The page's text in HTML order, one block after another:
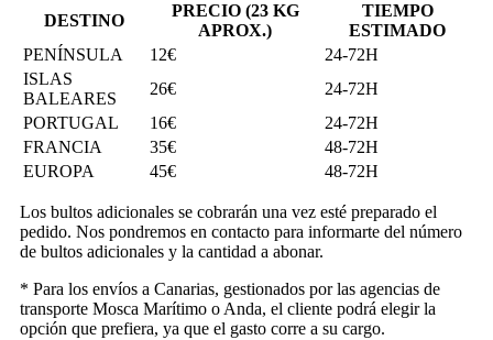
DESTINO
PRECIO (23 KG
APROX.)
TIEMPO
ESTIMADO
PENÍNSULA
12€
24-72H
ISLAS
BALEARES
26€
24-72H
PORTUGAL
16€
24-72H
FRANCIA
35€
48-72H
EUROPA
45€ 48-72H
Los bultos adicionales se cobrarán una vez esté preparado el
pedido. Nos pondremos en contacto para informarte del número
de bultos adicionales y la cantidad a abonar.
* Para los envíos a Canarias, gestionados por las agencias de
transporte Mosca Marítimo o Anda, el cliente podrá elegir la
opción que prefiera, ya que el gasto corre a su cargo.